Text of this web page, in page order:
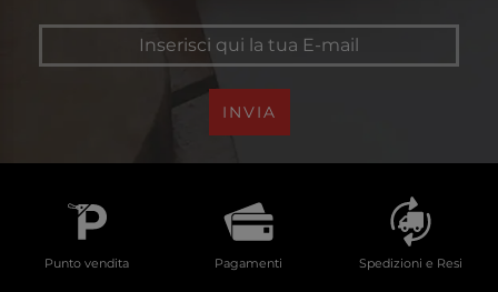
INVIA
Punto vendita Pagamenti Spedizioni e Resi